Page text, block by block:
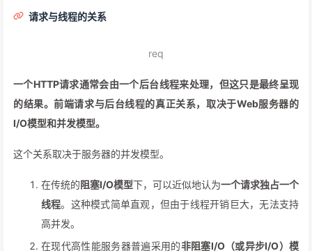
请求与线程的关系
req
一个HTTP请求通常会由一个后台线程来处理，但这只是最终呈现
的结果。前端请求与后台线程的真正关系，取决于Web服务器的
I/O模型和并发模型。
这个关系取决于服务器的并发模型。
在传统的阻塞I/O模型下，可以近似地认为一个请求独占一个
线程。这种模式简单直观，但由于线程开销巨大，无法支持
高并发。
在现代高性能服务器普遍采用的非阻塞I/O（或异步I/O）模